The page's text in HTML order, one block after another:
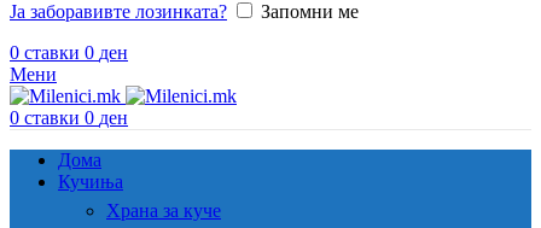
Ја заборавивте лозинката?
Запомни ме
0 ставки 0 ден
Мени
0 ставки 0 ден
Дома
Кучиња
Храна за куче